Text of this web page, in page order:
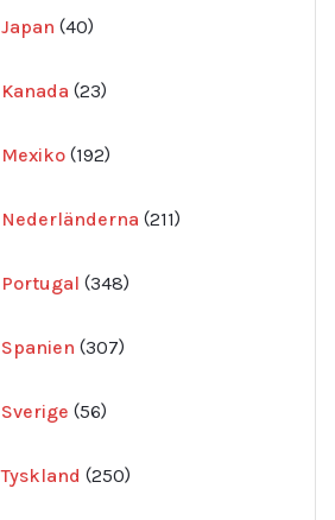
Japan 40
produkter
Kanada 23
produkter
Mexiko 192
produkter
Nederländerna 211
produkter
Portugal 348
produkter
Spanien 307
produkter
Sverige 56
produkter
Tyskland 250
produkter